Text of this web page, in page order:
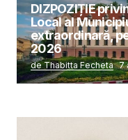
DIZPOZIȚIE
Local al
extraordinară,
2026
de Thabitta Fecheta 7